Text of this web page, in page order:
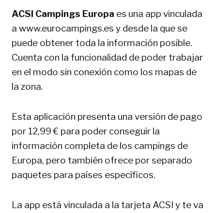
ACSI Campings Europa es una app vinculada
a www.eurocampings.es y desde la que se
puede obtener toda la información posible.
Cuenta con la funcionalidad de poder trabajar
en el modo sin conexión como los mapas de
la zona.
Esta aplicación presenta una versión de pago
por 12,99 € para poder conseguir la
información completa de los campings de
Europa, pero también ofrece por separado
paquetes para países específicos.
La app está vinculada a la tarjeta ACSI y te va